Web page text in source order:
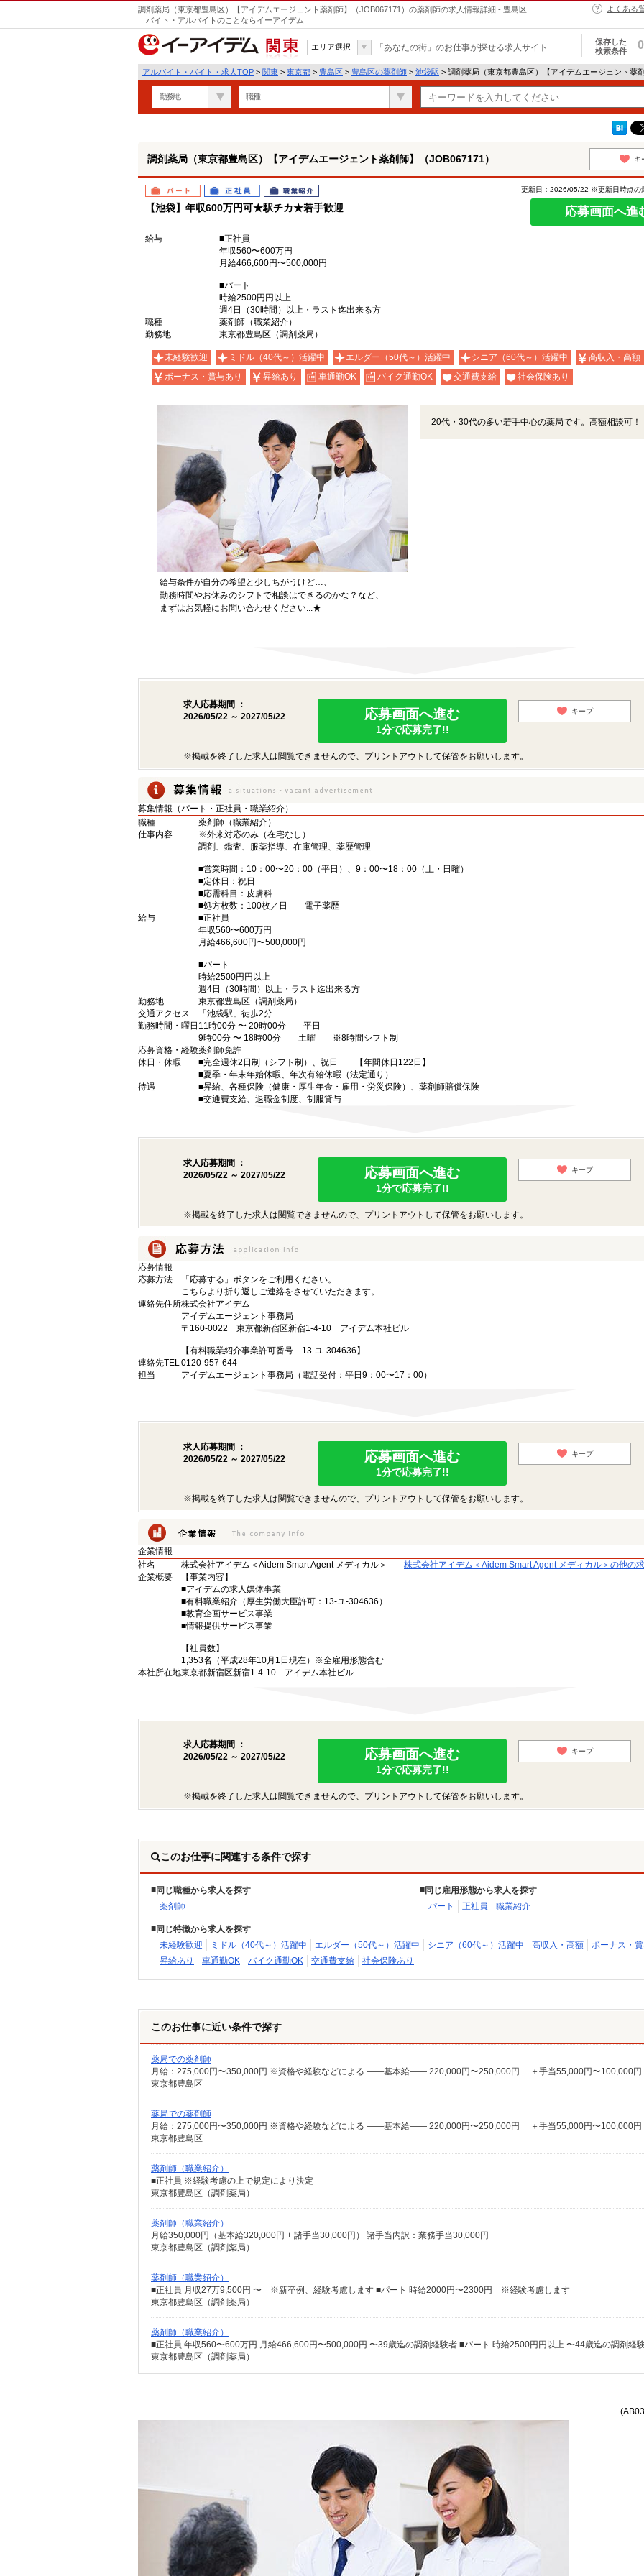
調剤薬局（東京都豊島区）【アイデムエージェント薬剤師】（JOB067171）の薬剤師の求人情報詳細 - 豊島区
｜バイト・アルバイトのことならイーアイデム
よくある
関東
エリア選択 「あなたの街」のお仕事が探せる求人サイト
保存した
検索条件
0
アルバイト・バイト・求人TOP > 関東 > 東京都 > 豊島区 > 豊島区の薬剤師 > 池袋駅 > 調剤薬局（東京都豊島区）【アイデムエージェント薬
勤務地 職種
調剤薬局（東京都豊島区）【アイデムエージェント薬剤師】（JOB067171） キ
パート 正社員 職業紹介
【池袋】年収600万円可★駅チカ★若手歓迎
更新日：2026/05/22 ※更新日時点の
応募画面へ進
給与
■正社員
年収560〜600万円
月給466,600円〜500,000円
■パート
時給2500円円以上
週4日（30時間）以上・ラスト迄出来る方
職種
薬剤師（職業紹介）
勤務地
東京都豊島区（調剤薬局）
未経験歓迎 ミドル（40代～）活躍中 エルダー（50代～）活躍中 シニア（60代～）活躍中
高収入・高額
ボーナス・賞与あり
昇給あり 車通勤OK バイク通勤OK 交通費支給 社会保険あり
給与条件が自分の希望と少しちがうけど…、
勤務時間やお休みのシフトで相談はできるのかな？など、
まずはお気軽にお問い合わせください...★
20代・30代の多い若手中心の薬局です。高額相談可！
求人応募期間 ：
2026/05/22 ～ 2027/05/22
応募画面へ進む
1分で応募完了!!
キープ
※掲載を終了した求人は閲覧できませんので、プリントアウトして保管をお願いします。
募集情報（パート・正社員・職業紹介）
職種
薬剤師（職業紹介）
仕事内容
※外来対応のみ（在宅なし）
調剤、鑑査、服薬指導、在庫管理、薬歴管理
■営業時間：10：00〜20：00（平日）、9：00〜18：00（土・日曜）
■定休日：祝日
■応需科目：皮膚科
■処方枚数：100枚／日 電子薬歴
給与
■正社員
年収560〜600万円
月給466,600円〜500,000円
■パート
時給2500円円以上
週4日（30時間）以上・ラスト迄出来る方
勤務地
東京都豊島区（調剤薬局）
交通アクセス
「池袋駅」徒歩2分
勤務時間・曜日 11時00分 〜 20時00分 平日
9時00分 〜 18時00分 土曜 ※8時間シフト制
応募資格・経験薬剤師免許
休日・休暇
■完全週休2日制（シフト制）、祝日 【年間休日122日】
■夏季・年末年始休暇、年次有給休暇（法定通り）
待遇
■昇給、各種保険（健康・厚生年金・雇用・労災保険）、薬剤師賠償保険
■交通費支給、退職金制度、制服貸与
求人応募期間 ：
2026/05/22 ～ 2027/05/22
応募画面へ進む
1分で応募完了!!
キープ
※掲載を終了した求人は閲覧できませんので、プリントアウトして保管をお願いします。
応募情報
応募方法
「応募する」ボタンをご利用ください。
こちらより折り返しご連絡をさせていただきます。
連絡先住所株式会社アイデム
アイデムエージェント事務局
〒160-0022 東京都新宿区新宿1-4-10 アイデム本社ビル
【有料職業紹介事業許可番号 13-ユ-304636】
連絡先TEL0120-957-644
担当
アイデムエージェント事務局（電話受付：平日9：00〜17：00）
求人応募期間 ：
2026/05/22 ～ 2027/05/22
応募画面へ進む
1分で応募完了!!
キープ
※掲載を終了した求人は閲覧できませんので、プリントアウトして保管をお願いします。
企業情報
社名
株式会社アイデム＜Aidem Smart Agent メディカル＞
株式会社アイデム＜Aidem Smart Agent メディカル＞の他の
企業概要
【事業内容】
■アイデムの求人媒体事業
■有料職業紹介（厚生労働大臣許可：13-ユ-304636）
■教育企画サービス事業
■情報提供サービス事業
【社員数】
1,353名（平成28年10月1日現在）※全雇用形態含む
本社所在地東京都新宿区新宿1-4-10 アイデム本社ビル
求人応募期間 ：
2026/05/22 ～ 2027/05/22
応募画面へ進む
1分で応募完了!!
キープ
※掲載を終了した求人は閲覧できませんので、プリントアウトして保管をお願いします。
このお仕事に関連する条件で探す
同じ職種から求人を探す
薬剤師
同じ雇用形態から求人を探す
パート
正社員 職業紹介
同じ特徴から求人を探す
未経験歓迎
ミドル（40代～）活躍中 エルダー（50代～）活躍中 シニア（60代～）活躍中 高収入・高額
ボーナス・賞
昇給あり
車通勤OK バイク通勤OK 交通費支給 社会保険あり
このお仕事に近い条件で探す
薬局での薬剤師
東京都豊島区
薬局での薬剤師
東京都豊島区
薬剤師（職業紹介）
■正社員 ※経験考慮の上で規定により決定
東京都豊島区（調剤薬局）
薬剤師（職業紹介）
月給350,000円（基本給320,000円 + 諸手当30,000円） 諸手当内訳：業務手当30,000円
東京都豊島区（調剤薬局）
薬剤師（職業紹介）
■正社員 月収27万9,500円 〜 ※新卒例、経験考慮します ■パート 時給2000円〜2300円 ※経験考慮します
東京都豊島区（調剤薬局）
薬剤師（職業紹介）
東京都豊島区（調剤薬局）